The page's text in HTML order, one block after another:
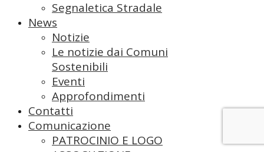
Segnaletica Stradale
News
Notizie
Le notizie dai Comuni
Sostenibili
Eventi
Approfondimenti
Contatti
Comunicazione
PATROCINIO E LOGO